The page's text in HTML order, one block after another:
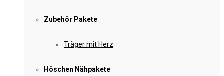
Zubehör Pakete
Träger mit Herz
Höschen Nähpakete